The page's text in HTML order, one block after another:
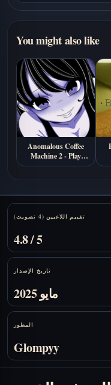
You might also like
Anomalous Coffee
Machine 2 - Play
Online Free
Stats
تقييم اللاعبين (4 تصويت)
4.8 / 5
تاريخ الإصدار
مايو 2025
المطور
Glompyy